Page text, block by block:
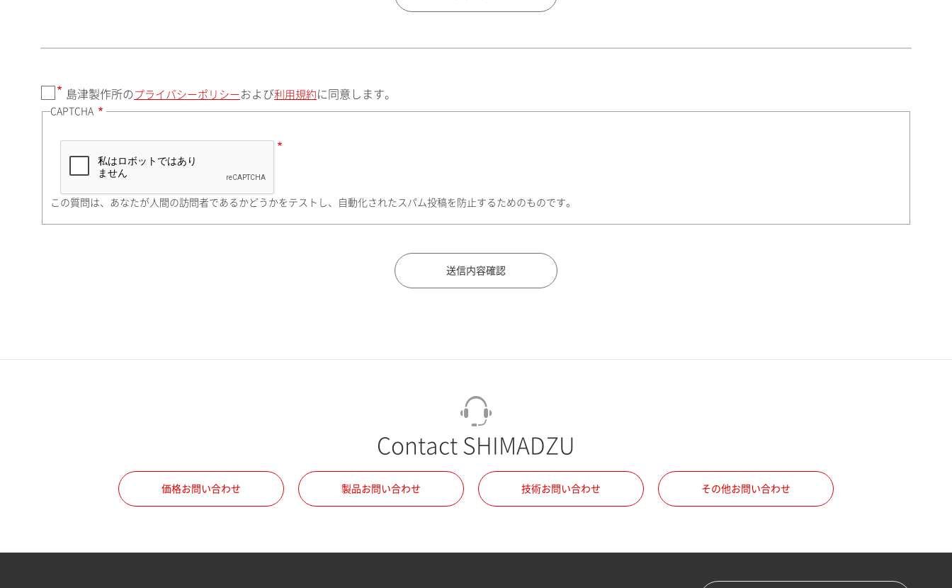
都道府県（勤務先）
町名・番地（勤務先）
所属部署
島津製作所の プライバシーポリシー および利用規約 に同意します。
CAPTCHA
この質問は、あなたが人間の訪問者であるかどうかをテストし、自動化されたスパム投稿を防止するためのものです。
Contact SHIMADZU
価格お問い合わせ 製品お問い合わせ 技術お問い合わせ その他お問い合わせ